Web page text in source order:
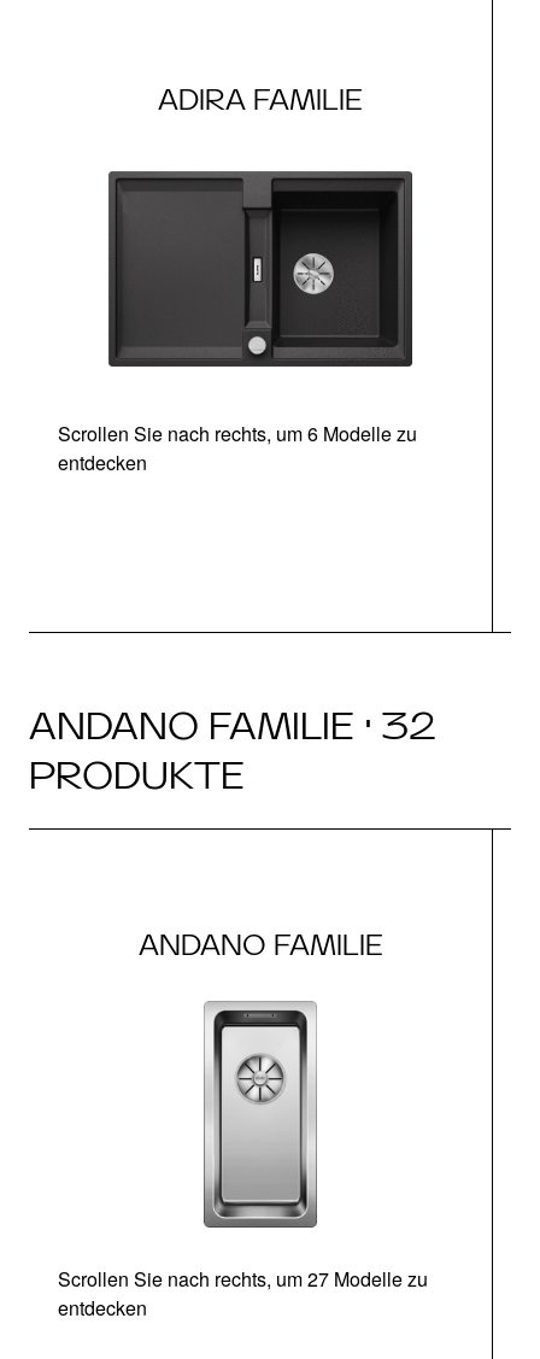
ADIRA FAMILIE
Scrollen Sie nach rechts, um 6 Modelle zu
entdecken
ANDANO FAMILIE · 32
PRODUKTE
ANDANO FAMILIE
Scrollen Sie nach rechts, um 27 Modelle zu
entdecken